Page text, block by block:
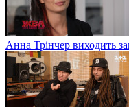
Анна Трінчер виходить